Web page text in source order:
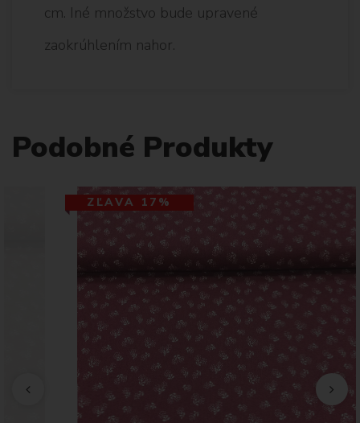
cm. Iné množstvo bude upravené
zaokrúhlením nahor.
Podobné Produkty
ZĽAVA 17%